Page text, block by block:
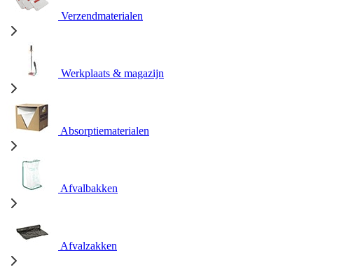
Verzendmaterialen
Werkplaats & magazijn
Absorptiematerialen
Afvalbakken
Afvalzakken